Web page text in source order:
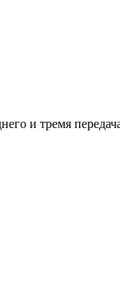
и тремя